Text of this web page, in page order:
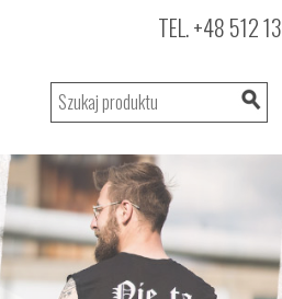
TEL.+48 512